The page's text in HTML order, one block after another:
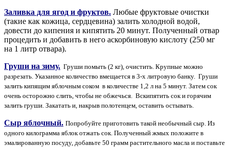
Заливка для ягод и фруктов. Любые фруктовые очистки
(такие как кожица, сердцевина) залить холодной водой,
довести до кипения и кипятить 20 минут. Полученный отвар
процедить и добавить в него аскорбиновую кислоту (250 мг
на 1 литр отвара).
Груши на зиму. Груши помыть (2 кг), очистить. Крупные можно
разрезать. Указанное количество вмещается в 3-х литровую банку. Груши
залить кипящим яблочным соком в количестве 1,2 л на 5 минут. Затем сок
очень осторожно слить, чтобы не обжечься. Вскипятить сок и горячим
залить груши. Закатать и, накрыв полотенцем, оставить остывать.
Сыр яблочный. Попробуйте приготовить такой необычный сыр. Из
одного килограмма яблок отжать сок. Полученный жмых положите в
эмалированную посуду, добавьте 50 грамм растительного масла и поставьте